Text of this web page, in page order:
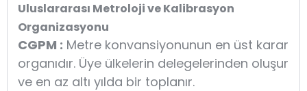
Uluslararası Metroloji ve Kalibrasyon
Organizasyonu
CGPM : Metre konvansiyonunun en üst karar
organıdır. Üye ülkelerin delegelerinden oluşur
ve en az altı yılda bir toplanır.